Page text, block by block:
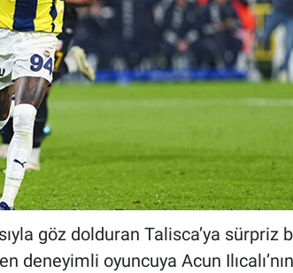
göz dolduran Talisca’ya sürpriz
oyuncuya Acun Ilıcalı’nın